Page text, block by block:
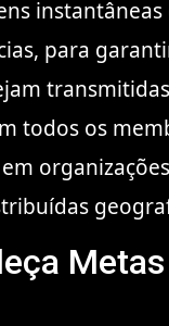
instantâneas
para
todos os